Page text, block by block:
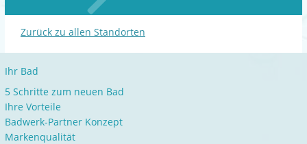
Zurück zu allen Standorten
Ihr Bad
5 Schritte zum neuen Bad
Ihre Vorteile
Badwerk-Partner Konzept
Markenqualität